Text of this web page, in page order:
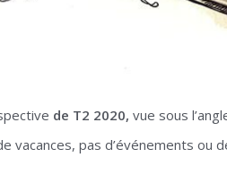
de T2 2020, vue sous
pas d’événements ou